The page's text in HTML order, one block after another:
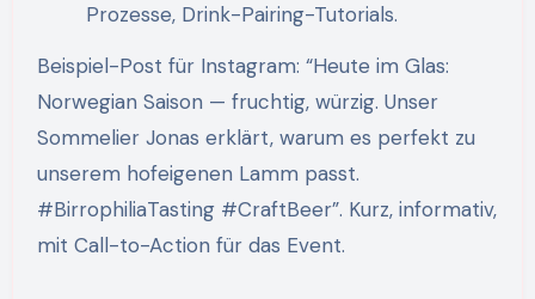
Prozesse, Drink-Pairing-Tutorials.
Beispiel-Post für Instagram: “Heute im Glas:
Norwegian Saison — fruchtig, würzig. Unser
Sommelier Jonas erklärt, warum es perfekt zu
unserem hofeigenen Lamm passt.
#BirrophiliaTasting #CraftBeer”. Kurz, informativ,
mit Call-to-Action für das Event.